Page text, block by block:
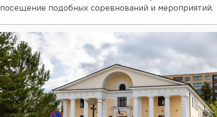
посещение подобных соревнований и мероприятий.